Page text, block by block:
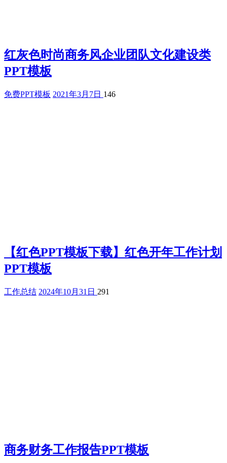
红灰色时尚商务风企业团队文化建设类
PPT模板
免费PPT模板 2021年3月7日 146
【红色PPT模板下载】红色开年工作计划
PPT模板
工作总结 2024年10月31日 291
商务财务工作报告PPT模板